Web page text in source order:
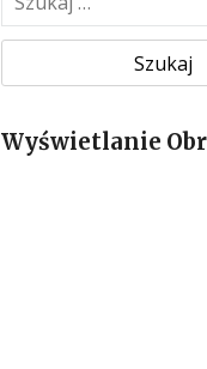
z
k
jWyświetlanie